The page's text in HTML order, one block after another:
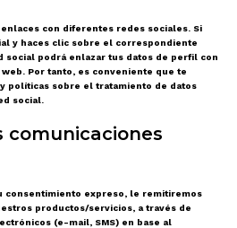
con diferentes redes sociales. Si
y haces clic sobre el correspondiente
social podrá enlazar tus datos de perfil con
Por tanto, es conveniente que te
políticas sobre el tratamiento de datos
social.
comunicaciones
consentimiento expreso, le remitiremos
productos/servicios, a través de
(e-mail, SMS) en base al